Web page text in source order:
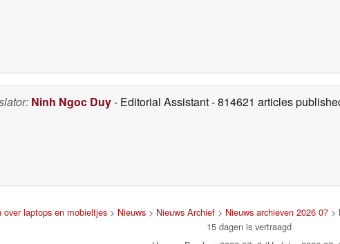
Ninh Ngoc Duy- Editorial Assistant- 814621 articles
laptops en mobieltjes> Nieuws> Nieuws Archief> Nieuws archieven 2026 07>
15 dagen is vertraagd